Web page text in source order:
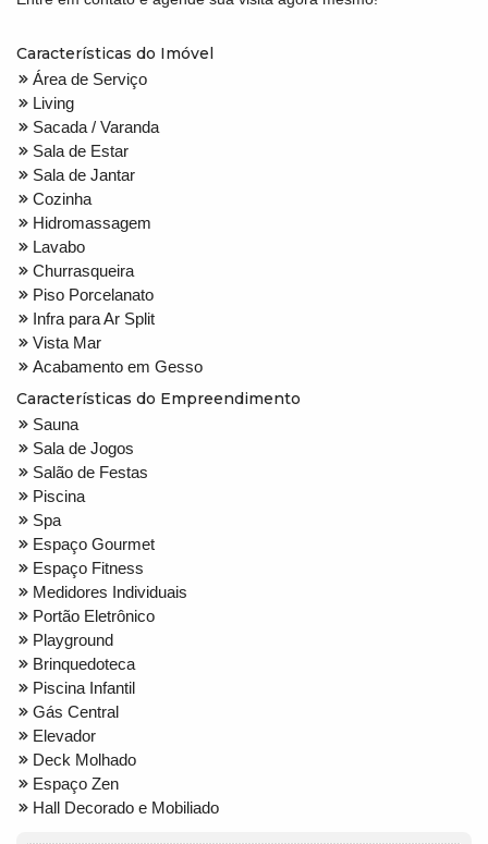
Características do Imóvel
Área de Serviço
Living
Sacada / Varanda
Sala de Estar
Sala de Jantar
Cozinha
Hidromassagem
Lavabo
Churrasqueira
Piso Porcelanato
Infra para Ar Split
Vista Mar
Acabamento em Gesso
Características do Empreendimento
Sauna
Sala de Jogos
Salão de Festas
Piscina
Spa
Espaço Gourmet
Espaço Fitness
Medidores Individuais
Portão Eletrônico
Playground
Brinquedoteca
Piscina Infantil
Gás Central
Elevador
Deck Molhado
Espaço Zen
Hall Decorado e Mobiliado